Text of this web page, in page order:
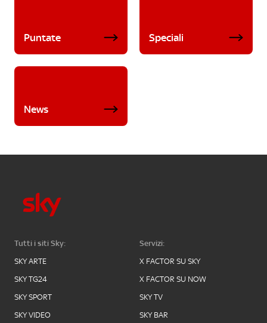
Puntate Speciali
News
Tutti i siti Sky:
SKY ARTE
SKY TG24
SKY SPORT
SKY VIDEO
Servizi:
X FACTOR SU SKY
X FACTOR SU NOW
SKY TV
SKY BAR